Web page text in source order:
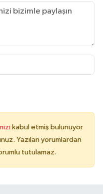
kabul etmiş bulunuyor
Yazılan yorumlardan
tutulamaz.